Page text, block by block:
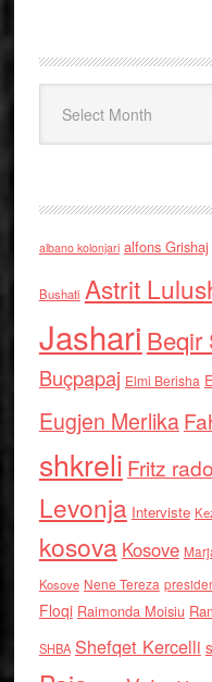
albano kolonjari alfons Grishaj
Bushati Astrit
Jashari Beqir
Buçpapaj Elmi Berisha
Eugjen Merlika
shkreli Fritz
Levonja Interviste
kosova Kosove
Kosove Nene Tereza
Floqi Raimonda Moisiu
SHBA Shefqet Kercelli